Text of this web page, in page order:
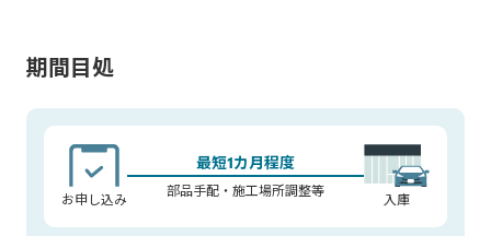
ませた布で拭き取ってください。
※フロントピラーガラスに砂やホコリの付いた状態で装着しな
いでください。吸盤に傷が付き吸着力の低下、または付かなく
なることがあり、ガラスにも傷が付く場合があります。
※フロントピラーガラスに傷が付いていると吸盤が付きにくく
取れやすくなる場合や付かない場合があります。
※吸盤が変形して付きにくい場合は、吸盤のみ熱湯(約70℃)に5
期間目処
お申し込み
最短1カ月程度
部品手配・施工場所調整等 入庫